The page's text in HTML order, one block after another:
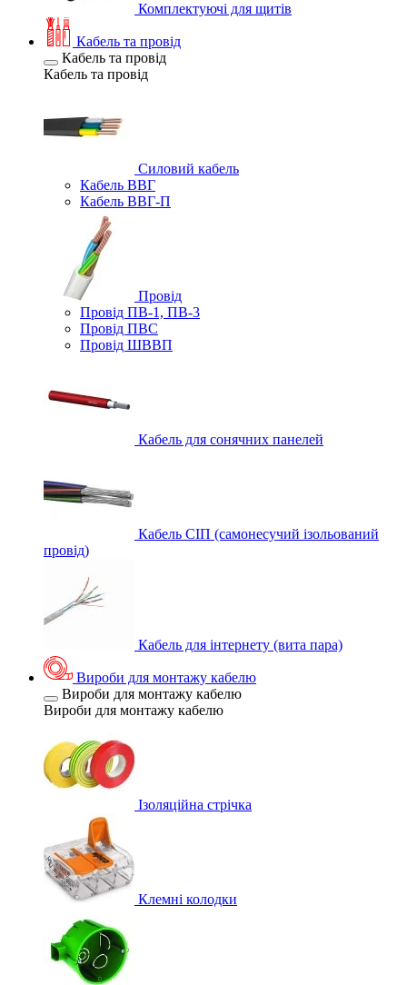
Комплектуючі для щитів
Кабель та провід
Кабель та провід
Кабель та провід
Силовий кабель
Кабель ВВГ
Кабель ВВГ-П
Провід
Провід ПВ-1, ПВ-3
Провід ПВС
Провід ШВВП
Кабель для сонячних панелей
Кабель СІП (самонесучий ізольований
провід)
Кабель для інтернету (вита пара)
Вироби для монтажу кабелю
Вироби для монтажу кабелю
Вироби для монтажу кабелю
Ізоляційна стрічка
Клемні колодки